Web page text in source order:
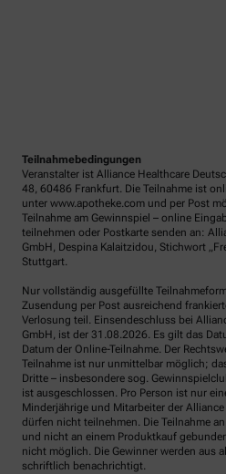
Teilnahmebedingungen
Veranstalter ist Alliance Healthcare
48, 60486 Frankfurt. Die Teilnahme ist
unter www.apotheke.com und per Post
Teilnahme am Gewinnspiel – online
teilnehmen oder Postkarte senden an:
GmbH, Despina Kalaitzidou, Stichwort
Stuttgart.
Nur vollständig ausgefüllte
Zusendung per Post ausreichend
Verlosung teil. Einsendeschluss bei
GmbH, ist der 31.08.2026. Es gilt das
Datum der Online-Teilnahme. Der
Teilnahme ist nur unmittelbar möglich;
Dritte – insbesondere sog.
ist ausgeschlossen. Pro Person ist nur
Minderjährige und Mitarbeiter der
dürfen nicht teilnehmen. Die Teilnahme
und nicht an einem Produktkauf
nicht möglich. Die Gewinner werden aus
schriftlich benachrichtigt.